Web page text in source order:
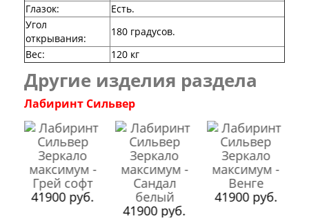
Серия София
Серия Дебют
Серия Нео
Серия Симпл
Серия Синди
Серия Скай
Серия Стефани
Серия Уно
Двери Верда
ПЭТ Верда
Коллекция дверей Альтекс
Коллекция дверей Элеганс
Экошпон Верда
Коллекция дверей Лофт
Коллекция дверей Некст
Глазок:
Есть.
Угол
открывания:
180 градусов.
Вес: 120 кг
Другие изделия раздела
Лабиринт Сильвер
41900 руб.
41900 руб.
41900 руб.